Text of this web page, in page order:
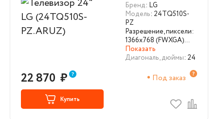
Бренд: LG
Модель: 24TQ510S-
PZ
Разрешение, пиксели:
1366х768 (FWXGA)…
Показать
Диагональ, дюймы: 24
22 870 ₽ Под заказ
Купить